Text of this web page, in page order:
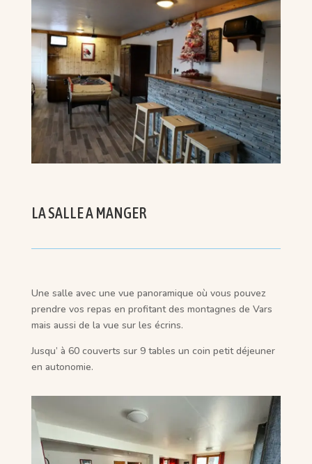
LA SALLE A MANGER
Une salle avec une vue panoramique où vous pouvez
prendre vos repas en profitant des montagnes de Vars
mais aussi de la vue sur les écrins.
Jusqu’ à 60 couverts sur 9 tables un coin petit déjeuner
en autonomie.